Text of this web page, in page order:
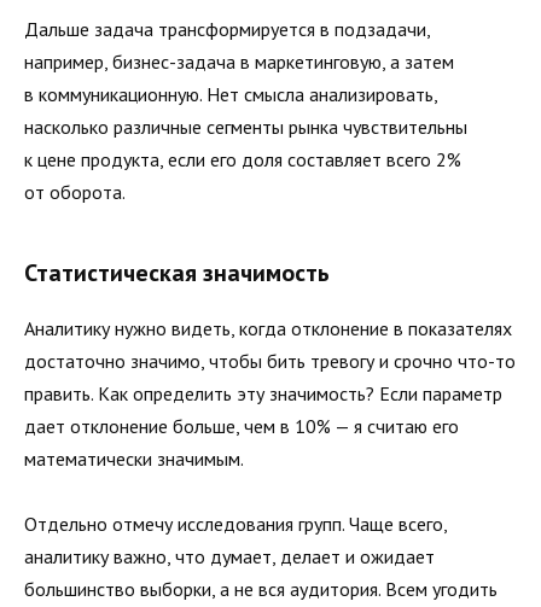
Дальше задача трансформируется в подзадачи,
например, бизнес-задача в маркетинговую, а затем
в коммуникационную. Нет смысла анализировать,
насколько различные сегменты рынка чувствительны
к цене продукта, если его доля составляет всего 2%
от оборота.
Статистическая значимость
Аналитику нужно видеть, когда отклонение в показателях
достаточно значимо, чтобы бить тревогу и срочно что-то
править. Как определить эту значимость? Если параметр
дает отклонение больше, чем в 10% — я считаю его
математически значимым.
Отдельно отмечу исследования групп. Чаще всего,
аналитику важно, что думает, делает и ожидает
большинство выборки, а не вся аудитория. Всем угодить